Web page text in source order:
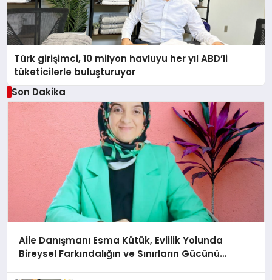
Türk girişimci, 10 milyon havluyu her yıl ABD’li
tüketicilerle buluşturuyor
Son Dakika
Aile Danışmanı Esma Kütük, Evlilik Yolunda
Bireysel Farkındalığın ve Sınırların Gücünü